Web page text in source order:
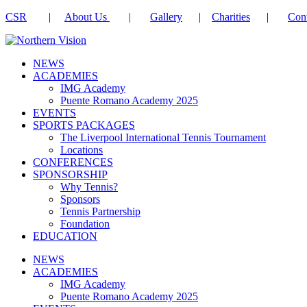
CSR | About Us | Gallery | Charities |
NEWS
ACADEMIES
IMG Academy
Puente Romano Academy 2025
EVENTS
SPORTS PACKAGES
The Liverpool International Tennis Tournament
Locations
CONFERENCES
SPONSORSHIP
Why Tennis?
Sponsors
Tennis Partnership
Foundation
EDUCATION
NEWS
ACADEMIES
IMG Academy
Puente Romano Academy 2025